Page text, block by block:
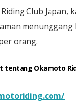
Club Japan,
menunggang
orang.
tentang Okamoto